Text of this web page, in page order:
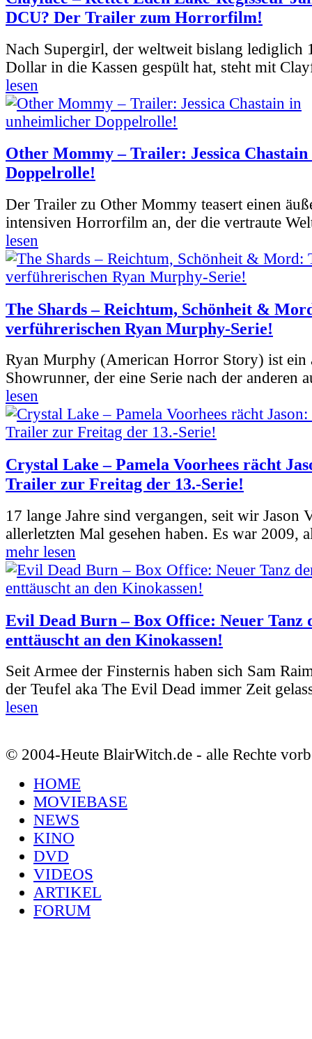
DCU? Der Trailer zum Horrorfilm!
Nach Supergirl, der weltweit bislang lediglich
Dollar in die Kassen gespült hat, steht mit
lesen
Other Mommy – Trailer: Jessica
Doppelrolle!
Der Trailer zu Other Mommy teasert einen
intensiven Horrorfilm an, der die vertraute
lesen
The Shards – Reichtum, Schönheit &
verführerischen Ryan Murphy-Serie!
Ryan Murphy (American Horror Story) ist ein
Showrunner, der eine Serie nach der anderen
lesen
Crystal Lake – Pamela Voorhees rächt
Trailer zur Freitag der 13.-Serie!
17 lange Jahre sind vergangen, seit wir Jason
allerletzten Mal gesehen haben. Es war 2009,
mehr lesen
Evil Dead Burn – Box Office: Neuer Tanz
enttäuscht an den Kinokassen!
Seit Armee der Finsternis haben sich Sam
der Teufel aka The Evil Dead immer Zeit
lesen
© 2004-Heute BlairWitch.de - alle Rechte
HOME
MOVIEBASE
NEWS
KINO
DVD
VIDEOS
ARTIKEL
FORUM